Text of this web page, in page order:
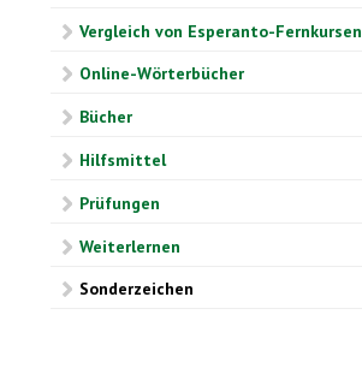
Vergleich von Esperanto-Fernkursen
Online-Wörterbücher
Bücher
Hilfsmittel
Prüfungen
Weiterlernen
Sonderzeichen